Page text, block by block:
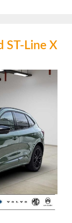
ST-Line X